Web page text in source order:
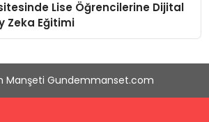
Lise Öğrencilerine Dijital
Zeka Eğitimi
Manşeti Gundemmanset.com